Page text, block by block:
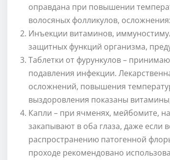
оправдана при повышении
волосяных фолликулов,
Инъекции витаминов,
защитных функций организма,
Таблетки от фурункулов –
подавления инфекции.
осложнений, повышения
выздоровления показаны
Капли – при ячменях, мейбомите,
закапывают в оба глаза, даже если
распространению патогенной
проходе рекомендовано